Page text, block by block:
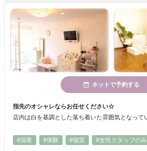
ネットで予約する
指先のオシャレならお任せください☆
#深夜
#体験 #個室 #女性スタッフのみ